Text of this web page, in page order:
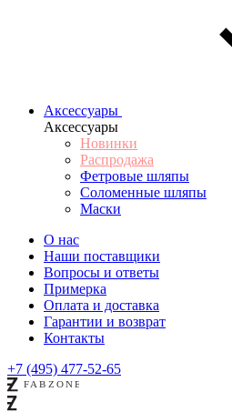
Аксессуары
Аксессуары
Новинки
Распродажа
Фетровые шляпы
Соломенные шляпы
Маски
О нас
Наши поставщики
Вопросы и ответы
Примерка
Оплата и доставка
Гарантии и возврат
Контакты
+7 (495) 477-52-65